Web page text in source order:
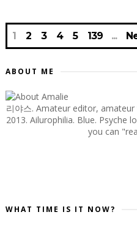
1 2 3 4 5 139
ABOUT ME
리야스. Amateur editor,
2013. Ailurophilia. Blue. Psyche
you can
WHAT TIME IS IT NOW?